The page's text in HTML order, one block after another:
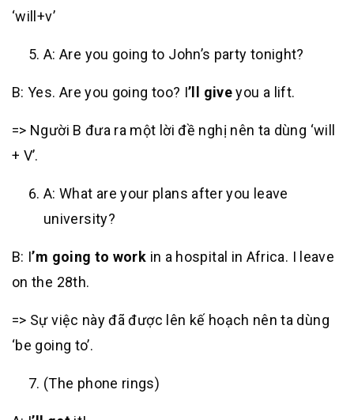
‘will+v’
A: Are you going to John’s party tonight?
B: Yes. Are you going too? I’ll giveyou a lift.
=> Người B đưa ra một lời đề nghị nên ta dùng ‘will
+ V’.
A: What are your plans after you leave
university?
B: I’m going to work in a hospital in Africa. I leave
on the 28th.
=> Sự việc này đã được lên kế hoạch nên ta dùng
‘be going to’.
(The phone rings)